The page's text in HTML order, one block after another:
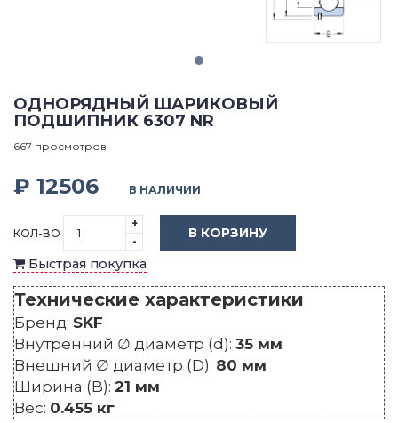
ОДНОРЯДНЫЙ ШАРИКОВЫЙ
ПОДШИПНИК 6307 NR
667 просмотров
₽ 12506 В НАЛИЧИИ
КОЛ-ВО
+
-
В КОРЗИНУ
Быстрая покупка
Технические характеристики
Бренд: SKF
Внутренний ∅ диаметр (d): 35 мм
Внешний ∅ диаметр (D): 80 мм
Ширина (B): 21 мм
Вес: 0.455 кг